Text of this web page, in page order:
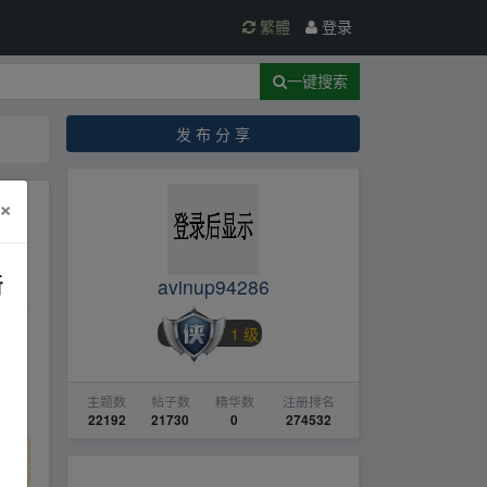
繁體 登录
一键搜索
发 布 分 享
avinup94286
1 级
主题数
22192
帖子数
21730
精华数
0
注册排名
274532
×